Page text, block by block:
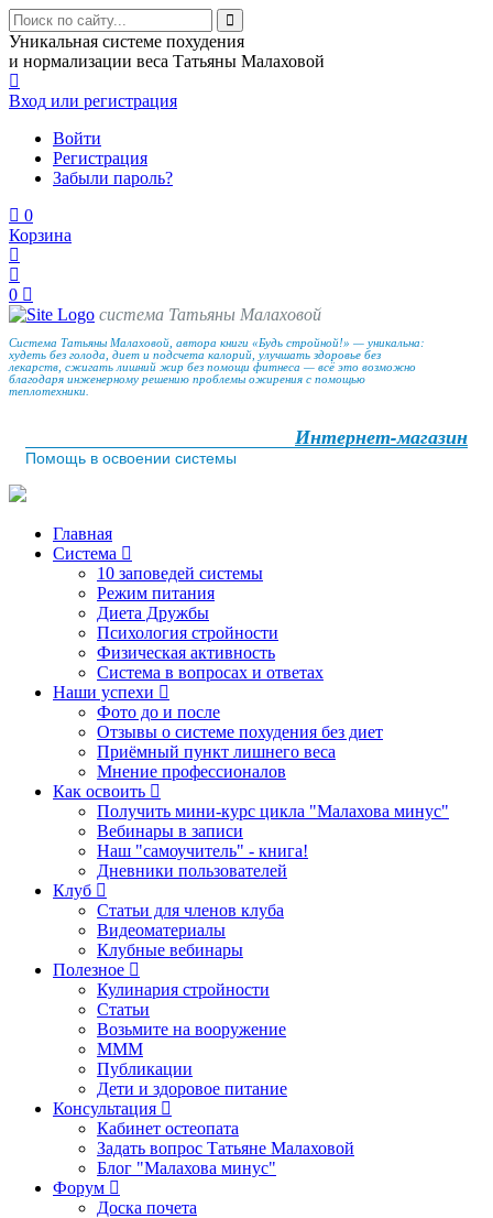
Уникальная системе похудения
и нормализации веса Татьяны Малаховой
Вход или регистрация
Войти
Регистрация
Забыли пароль?
0
Корзина
0
система Татьяны Малаховой
Система Татьяны Малаховой, автора книги «Будь стройной!» — уникальна:
худеть без голода, диет и подсчета калорий, улучшать здоровье без
лекарств, сжигать лишний жир без помощи фитнеса — всё это возможно
благодаря инженерному решению проблемы ожирения с помощью
теплотехники.
Интернет-магазин
Помощь в освоении системы
Главная
Система
10 заповедей системы
Режим питания
Диета Дружбы
Психология стройности
Физическая активность
Система в вопросах и ответах
Наши успехи
Фото до и после
Отзывы о системе похудения без диет
Приёмный пункт лишнего веса
Мнение профессионалов
Как освоить
Получить мини-курс цикла "Малахова минус"
Вебинары в записи
Наш "самоучитель" - книга!
Дневники пользователей
Клуб
Статьи для членов клуба
Видеоматериалы
Клубные вебинары
Полезное
Кулинария стройности
Статьи
Возьмите на вооружение
МММ
Публикации
Дети и здоровое питание
Консультация
Кабинет остеопата
Задать вопрос Татьяне Малаховой
Блог "Малахова минус"
Форум
Доска почета